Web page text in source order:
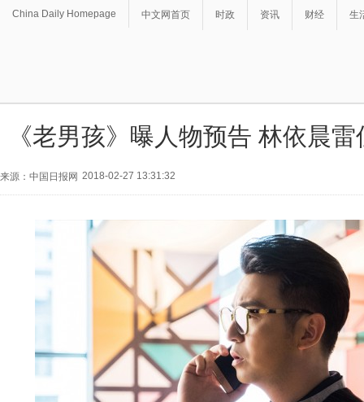
China Daily Homepage 中文网首页 时政 资讯 财经 生
《老男孩》曝人物预告 林依晨
来源：中国日报网 2018-02-27 13:31:32